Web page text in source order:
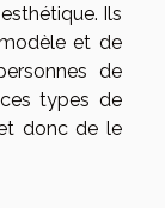
Ils
et de
de
types de
donc de le